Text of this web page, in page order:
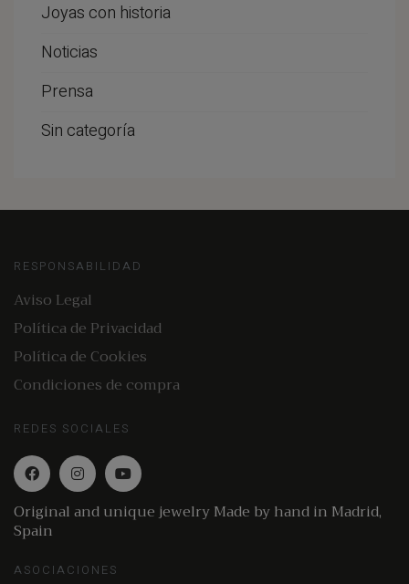
Joyas con historia
Noticias
Prensa
Sin categoría
RESPONSABILIDAD
Aviso Legal
Política de Privacidad
Política de Cookies
Condiciones de compra
REDES SOCIALES
Original and unique jewelry Made by hand in Madrid,
Spain
ASOCIACIONES